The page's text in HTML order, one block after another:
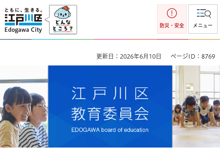
江戸川区
防災・安全 メニュー
更新日：2026年6月10日 ページID：8769